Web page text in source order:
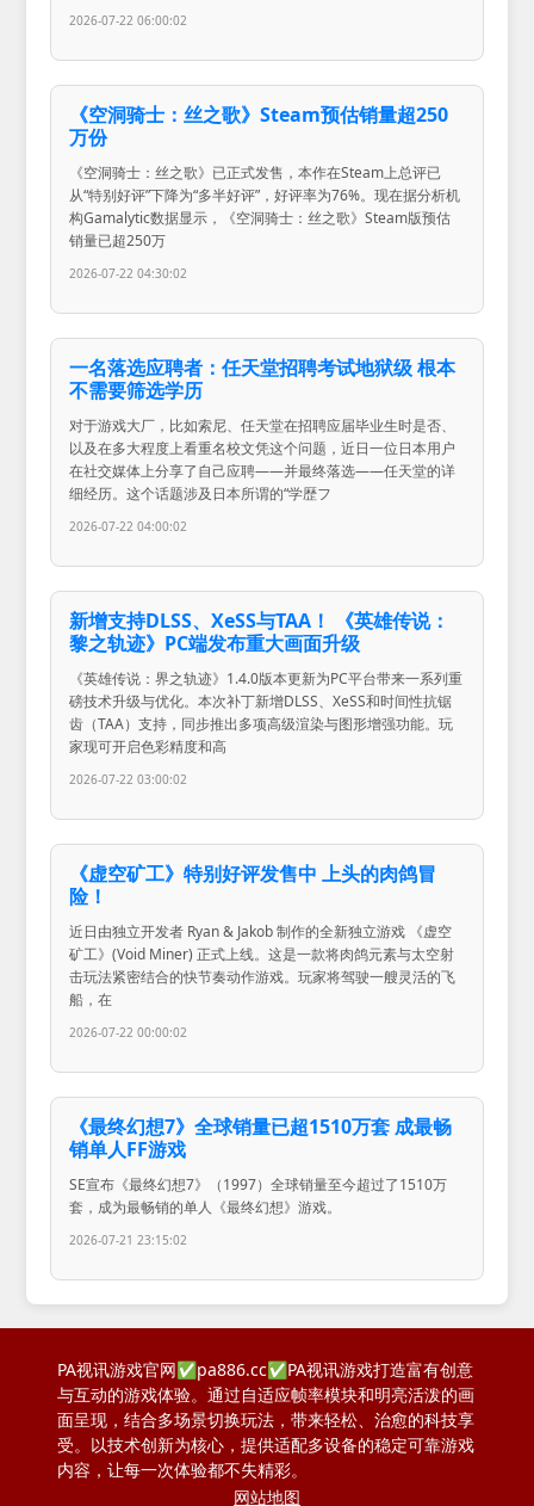
2026-07-22 06:00:02
《空洞骑士：丝之歌》Steam预估销量超250
万份
《空洞骑士：丝之歌》已正式发售，本作在Steam上总评已
从“特别好评”下降为“多半好评”，好评率为76%。现在据分析机
构Gamalytic数据显示，《空洞骑士：丝之歌》Steam版预估
销量已超250万
2026-07-22 04:30:02
一名落选应聘者：任天堂招聘考试地狱级 根本
不需要筛选学历
对于游戏大厂，比如索尼、任天堂在招聘应届毕业生时是否、
以及在多大程度上看重名校文凭这个问题，近日一位日本用户
在社交媒体上分享了自己应聘——并最终落选——任天堂的详
细经历。这个话题涉及日本所谓的“学歴フ
2026-07-22 04:00:02
新增支持DLSS、XeSS与TAA！ 《英雄传说：
黎之轨迹》PC端发布重大画面升级
《英雄传说：界之轨迹》1.4.0版本更新为PC平台带来一系列重
磅技术升级与优化。本次补丁新增DLSS、XeSS和时间性抗锯
齿（TAA）支持，同步推出多项高级渲染与图形增强功能。玩
家现可开启色彩精度和高
2026-07-22 03:00:02
《虚空矿工》特别好评发售中 上头的肉鸽冒
险！
近日由独立开发者 Ryan & Jakob 制作的全新独立游戏 《虚空
矿工》(Void Miner) 正式上线。这是一款将肉鸽元素与太空射
击玩法紧密结合的快节奏动作游戏。玩家将驾驶一艘灵活的飞
船，在
2026-07-22 00:00:02
《最终幻想7》全球销量已超1510万套 成最畅
销单人FF游戏
SE宣布《最终幻想7》（1997）全球销量至今超过了1510万
套，成为最畅销的单人《最终幻想》游戏。
2026-07-21 23:15:02
PA视讯游戏官网✅pa886.cc✅PA视讯游戏打造富有创意
与互动的游戏体验。通过自适应帧率模块和明亮活泼的画
面呈现，结合多场景切换玩法，带来轻松、治愈的科技享
受。以技术创新为核心，提供适配多设备的稳定可靠游戏
内容，让每一次体验都不失精彩。
网站地图